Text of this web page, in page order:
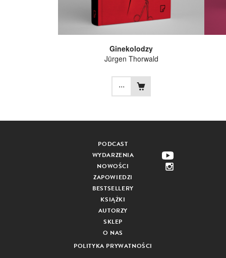
Ginekolodzy
Jürgen Thorwald
...
PODCAST
WYDARZENIA
NOWOŚCI
ZAPOWIEDZI
BESTSELLERY
KSIĄŻKI
AUTORZY
SKLEP
O NAS
POLITYKA PRYWATNOŚCI